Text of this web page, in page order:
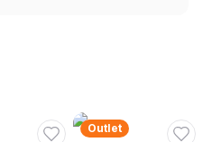
Outlet